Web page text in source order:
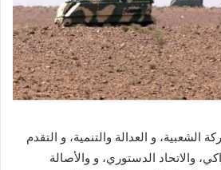
و العدالة والتنمية، و التقدم
والاتحاد الدستوري، و والأصالة